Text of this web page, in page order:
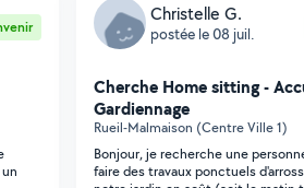
Christelle G.
postée le 08 juil.
Cherche Home sitting -
Gardiennage
Rueil-Malmaison (Centre Ville 1)
Bonjour, je recherche une
faire des travaux ponctuels